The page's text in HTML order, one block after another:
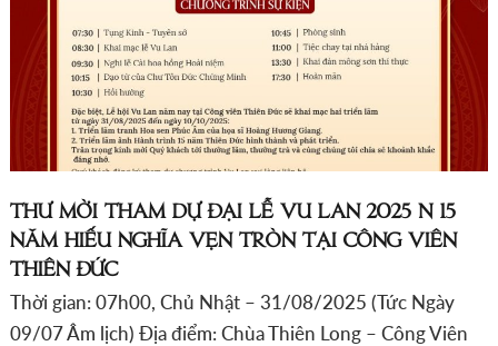
THƯ MỜI THAM DỰ ĐẠI LỄ VU LAN 2025 | 15
NĂM HIẾU NGHĨA VẸN TRÒN TẠI CÔNG VIÊN
THIÊN ĐỨC
Thời gian: 07h00, Chủ Nhật – 31/08/2025 (Tức Ngày
09/07 Âm lịch) Địa điểm: Chùa Thiên Long – Công Viên